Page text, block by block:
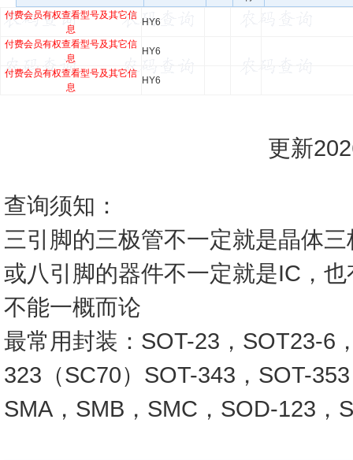
付费会员有权查看型号及其它信
息
HY6
付费会员有权查看型号及其它信
息
HY6
付费会员有权查看型号及其它信
息
HY6
更新
查询须知：
三引脚的三极管不一定就是晶体
或八引脚的器件不一定就是IC，
不能一概而论
最常用封装：SOT-23，SOT23-6
323（SC70）SOT-343，SOT-
SMA，SMB，SMC，SOD-123，